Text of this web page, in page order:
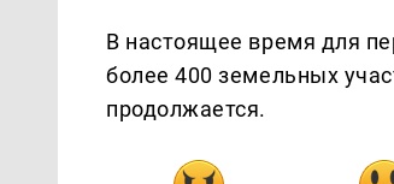
В настоящее время для
более 400 земельных
продолжается.